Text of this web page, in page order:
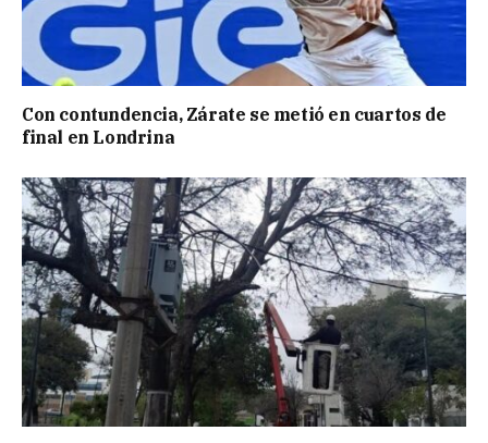
Con contundencia, Zárate se metió en cuartos de
final en Londrina